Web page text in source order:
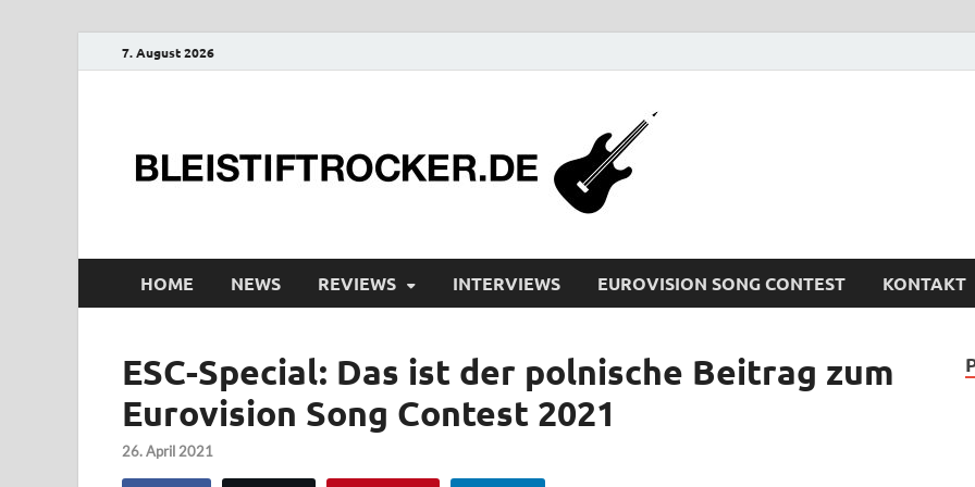
7. August 2026
HOME NEWS REVIEWS INTERVIEWS EUROVISION SONG CONTEST KONTAKT
ESC-Special: Das ist der polnische Beitrag zum
Eurovision Song Contest 2021
26. April 2021